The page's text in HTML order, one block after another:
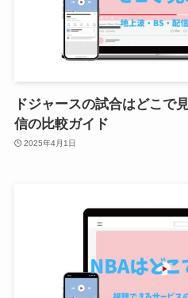
ドジャースの試合はどこで
信の比較ガイド
2025年4月1日